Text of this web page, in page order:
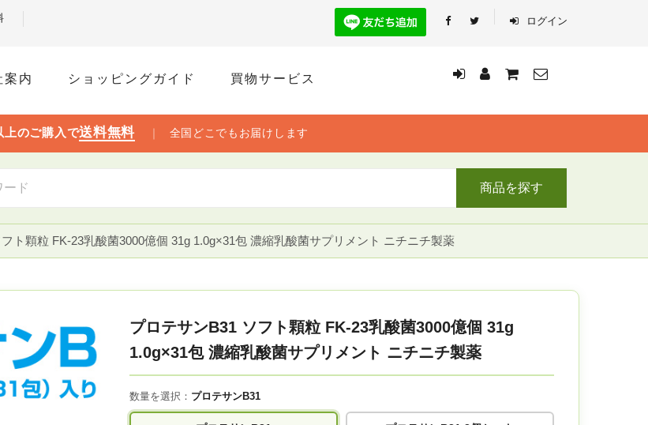
ログイン
案内 ショッピングガイド 買物サービス
上のご購入で送料無料 ｜ 全国どこでもお届けします
商品を探す
ト顆粒 FK-23乳酸菌3000億個 31g 1.0g×31包 濃縮乳酸菌サプリメント ニチニチ製薬
プロテサンB31 ソフト顆粒 FK-23乳酸菌3000億個 31g
1.0g×31包 濃縮乳酸菌サプリメント ニチニチ製薬
数量を選択： プロテサンB31